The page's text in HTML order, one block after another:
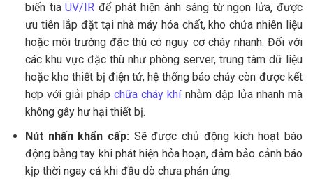
biến tiaUV/IR để phát hiện ánh sáng từ ngọn lửa, được
ưu tiên lắp đặt tại nhà máy hóa chất, kho chứa nhiên liệu
hoặc môi trường đặc thù có nguy cơ cháy nhanh. Đối với
các khu vực đặc thù như phòng server, trung tâm dữ liệu
hoặc kho thiết bị điện tử, hệ thống báo cháy còn được kết
hợp với giải phápchữa cháy khínhằm dập lửa nhanh mà
không gây hư hại thiết bị.
Nút nhấn khẩn cấp:Sẽ được chủ động kích hoạt báo
động bằng tay khi phát hiện hỏa hoạn, đảm bảo cảnh báo
kịp thời ngay cả khi đầu dò chưa phản ứng.